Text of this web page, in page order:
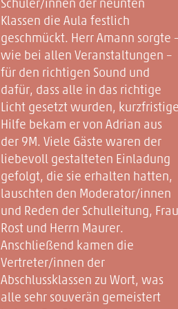
Schüler/innen der neunten
Klassen die Aula festlich
geschmückt. Herr Amann sorgte
wie bei allen Veranstaltungen –
für den richtigen Sound und
dafür, dass alle in das richtige
Licht gesetzt wurden, kurzfristige
Hilfe bekam er von Adrian aus
der 9M. Viele Gäste waren der
liebevoll gestalteten Einladung
gefolgt, die sie erhalten hatten,
lauschten den Moderator/innen
und Reden der Schulleitung, Frau
Rost und Herrn Maurer.
Anschließend kamen die
Vertreter/innen der
Abschlussklassen zu Wort, was
alle sehr souverän gemeistert